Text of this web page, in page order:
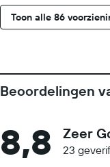
Toon alle 86
Beoordelingen
8,8 Zeer
23